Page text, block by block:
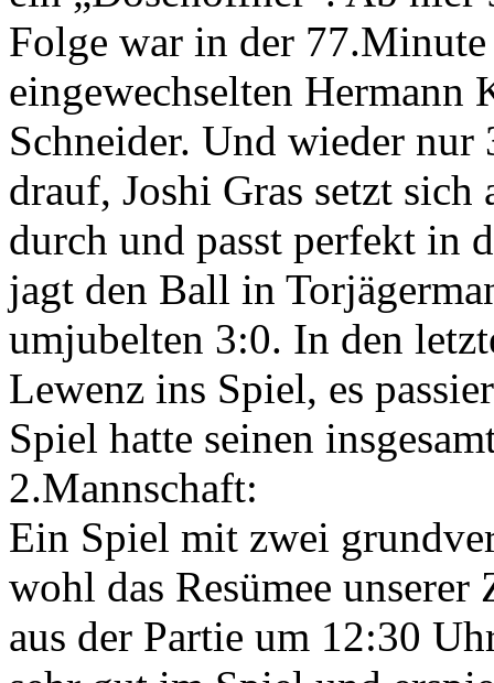
Folge war in der
eingewechselten Hermann
Schneider. Und wieder
drauf, Joshi Gras setzt sich
durch und passt perfekt in
jagt den Ball in
umjubelten 3:0. In den
Lewenz ins Spiel, es
Spiel hatte seinen
2.Mannschaft:
Ein Spiel mit zwei
wohl das Resümee
aus der Partie um 12:30